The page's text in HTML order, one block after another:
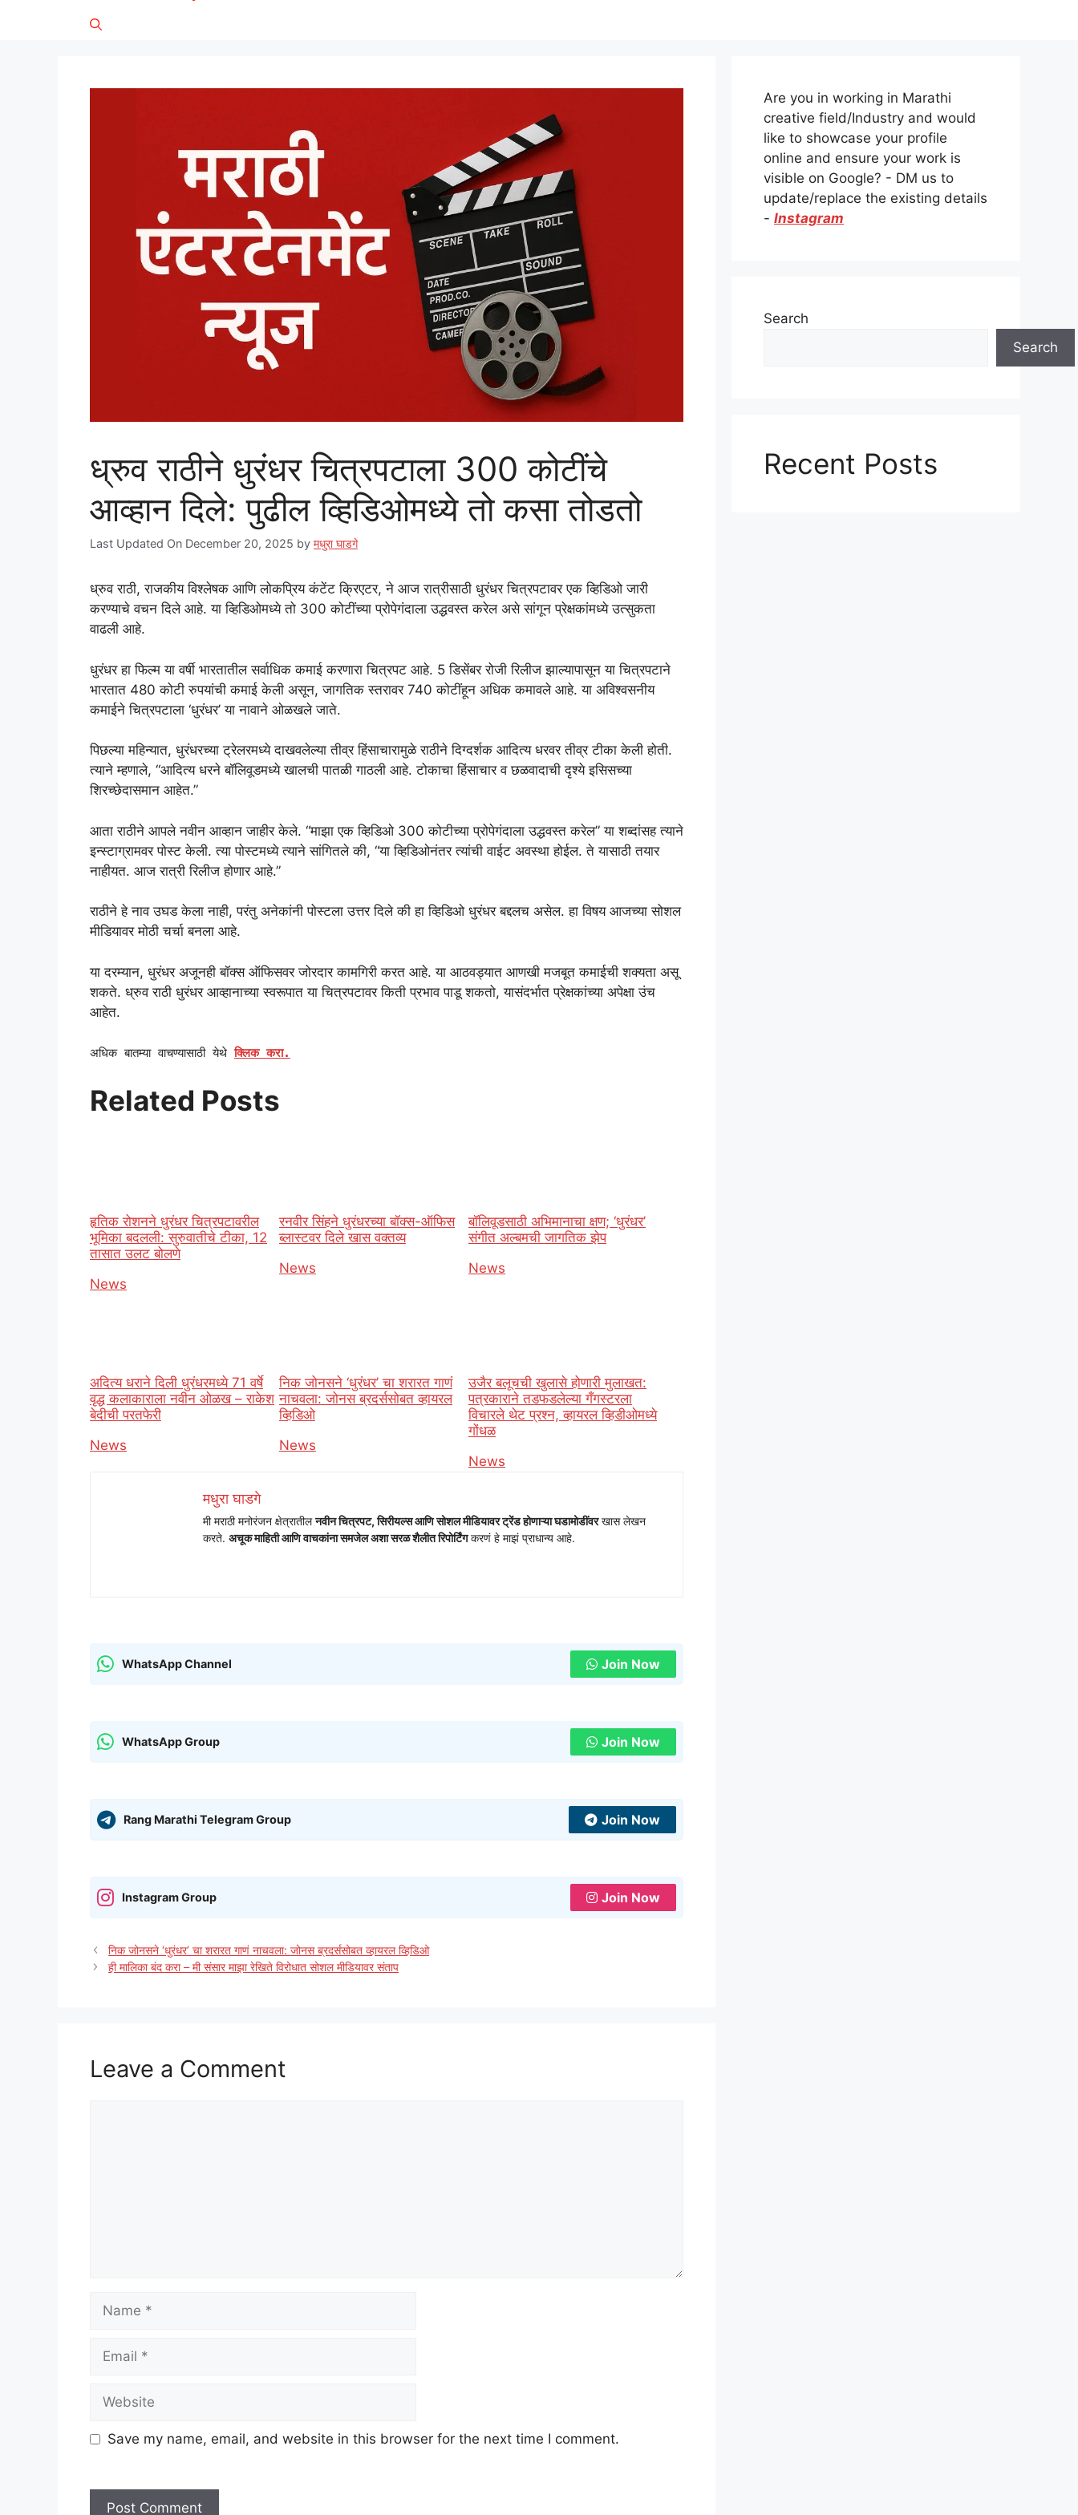
ध्रुव राठीने धुरंधर चित्रपटाला 300 कोटींचे
आव्हान दिले: पुढील व्हिडिओमध्ये तो कसा तोडतो
Last Updated On December 20, 2025 by मधुरा घाडगे
ध्रुव राठी, राजकीय विश्लेषक आणि लोकप्रिय कंटेंट क्रिएटर, ने आज रात्रीसाठी धुरंधर चित्रपटावर एक व्हिडिओ जारी
करण्याचे वचन दिले आहे. या व्हिडिओमध्ये तो 300 कोटींच्या प्रोपेगंदाला उद्धवस्त करेल असे सांगून प्रेक्षकांमध्ये उत्सुकता
वाढली आहे.
धुरंधर हा फिल्म या वर्षी भारतातील सर्वाधिक कमाई करणारा चित्रपट आहे. 5 डिसेंबर रोजी रिलीज झाल्यापासून या चित्रपटाने
भारतात 480 कोटी रुपयांची कमाई केली असून, जागतिक स्तरावर 740 कोटींहून अधिक कमावले आहे. या अविश्वसनीय
कमाईने चित्रपटाला ‘धुरंधर’ या नावाने ओळखले जाते.
पिछल्या महिन्यात, धुरंधरच्या ट्रेलरमध्ये दाखवलेल्या तीव्र हिंसाचारामुळे राठीने दिग्दर्शक आदित्य धरवर तीव्र टीका केली होती.
त्याने म्हणाले, “आदित्य धरने बॉलिवूडमध्ये खालची पातळी गाठली आहे. टोकाचा हिंसाचार व छळवादाची दृश्ये इसिसच्या
शिरच्छेदासमान आहेत.”
आता राठीने आपले नवीन आव्हान जाहीर केले. “माझा एक व्हिडिओ 300 कोटीच्या प्रोपेगंदाला उद्धवस्त करेल” या शब्दांसह त्याने
इन्स्टाग्रामवर पोस्ट केली. त्या पोस्टमध्ये त्याने सांगितले की, “या व्हिडिओनंतर त्यांची वाईट अवस्था होईल. ते यासाठी तयार
नाहीयत. आज रात्री रिलीज होणार आहे.”
राठीने हे नाव उघड केला नाही, परंतु अनेकांनी पोस्टला उत्तर दिले की हा व्हिडिओ धुरंधर बद्दलच असेल. हा विषय आजच्या सोशल
मीडियावर मोठी चर्चा बनला आहे.
या दरम्यान, धुरंधर अजूनही बॉक्स ऑफिसवर जोरदार कामगिरी करत आहे. या आठवड्यात आणखी मजबूत कमाईची शक्यता असू
शकते. ध्रुव राठी धुरंधर आव्हानाच्या स्वरूपात या चित्रपटावर किती प्रभाव पाडू शकतो, यासंदर्भात प्रेक्षकांच्या अपेक्षा उंच
आहेत.
अधिक बातम्या वाचण्यासाठी येथेक्लिक करा.
Related Posts
हृतिक रोशनने धुरंधर चित्रपटावरील
भूमिका बदलली: सुरुवातीचे टीका, 12
तासात उलट बोलणे
In relation to
News
रनवीर सिंहने धुरंधरच्या बॉक्स-ऑफिस
ब्लास्टवर दिले खास वक्तव्य
In relation to
News
बॉलिवूडसाठी अभिमानाचा क्षण; ‘धुरंधर’
संगीत अल्बमची जागतिक झेप
In relation to
News
अदित्य धराने दिली धुरंधरमध्ये 71 वर्षे
वृद्ध कलाकाराला नवीन ओळख – राकेश
बेदीची परतफेरी
In relation to
News
निक जोनसने ‘धुरंधर’ चा शरारत गाणं
नाचवला: जोनस ब्रदर्ससोबत व्हायरल
व्हिडिओ
In relation to
News
उजैर बलूचची खुलासे होणारी मुलाखत:
पत्रकाराने तडफडलेल्या गँगस्टरला
विचारले थेट प्रश्न, व्हायरल व्हिडीओमध्ये
गोंधळ
In relation to
News
मधुरा घाडगे
मी मराठी मनोरंजन क्षेत्रातीलनवीन चित्रपट, सिरीयल्स आणि सोशल मीडियावर ट्रेंड होणाऱ्या घडामोडींवरखास लेखन
करते. अचूक माहिती आणि वाचकांना समजेल अशा सरळ शैलीत रिपोर्टिंगकरणं हे माझं प्राधान्य आहे.
WhatsApp Channel Join Now
WhatsApp Group Join Now
Rang Marathi Telegram Group Join Now
Instagram Group Join Now
निक जोनसने ‘धुरंधर’ चा शरारत गाणं नाचवला: जोनस ब्रदर्ससोबत व्हायरल व्हिडिओ
ही मालिका बंद करा – मी संसार माझा रेखिते विरोधात सोशल मीडियावर संताप
Leave a Comment
Save my name, email, and website in this browser for the next time I comment.
Are you in working in Marathi
creative field/Industry and would
like to showcase your profile
online and ensure your work is
visible on Google? - DM us to
update/replace the existing details
- Instagram
Search
Search
Recent Posts